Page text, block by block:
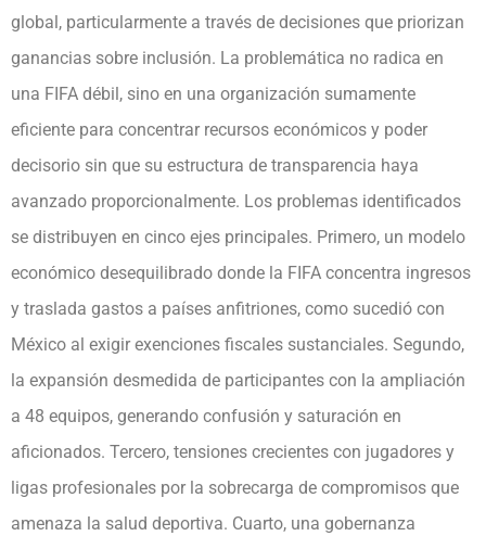
global, particularmente a través de decisiones que priorizan
ganancias sobre inclusión. La problemática no radica en
una FIFA débil, sino en una organización sumamente
eficiente para concentrar recursos económicos y poder
decisorio sin que su estructura de transparencia haya
avanzado proporcionalmente. Los problemas identificados
se distribuyen en cinco ejes principales. Primero, un modelo
económico desequilibrado donde la FIFA concentra ingresos
y traslada gastos a países anfitriones, como sucedió con
México al exigir exenciones fiscales sustanciales. Segundo,
la expansión desmedida de participantes con la ampliación
a 48 equipos, generando confusión y saturación en
aficionados. Tercero, tensiones crecientes con jugadores y
ligas profesionales por la sobrecarga de compromisos que
amenaza la salud deportiva. Cuarto, una gobernanza